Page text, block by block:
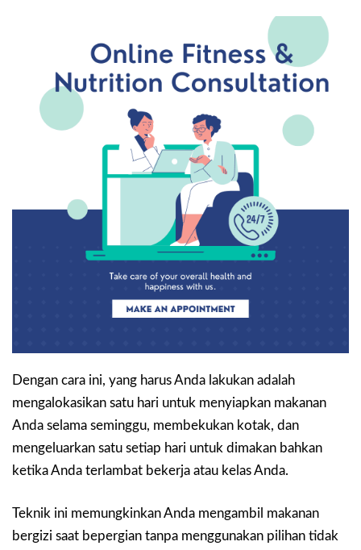
Dengan cara ini, yang harus Anda lakukan adalah
mengalokasikan satu hari untuk menyiapkan makanan
Anda selama seminggu, membekukan kotak, dan
mengeluarkan satu setiap hari untuk dimakan bahkan
ketika Anda terlambat bekerja atau kelas Anda.
Teknik ini memungkinkan Anda mengambil makanan
bergizi saat bepergian tanpa menggunakan pilihan tidak